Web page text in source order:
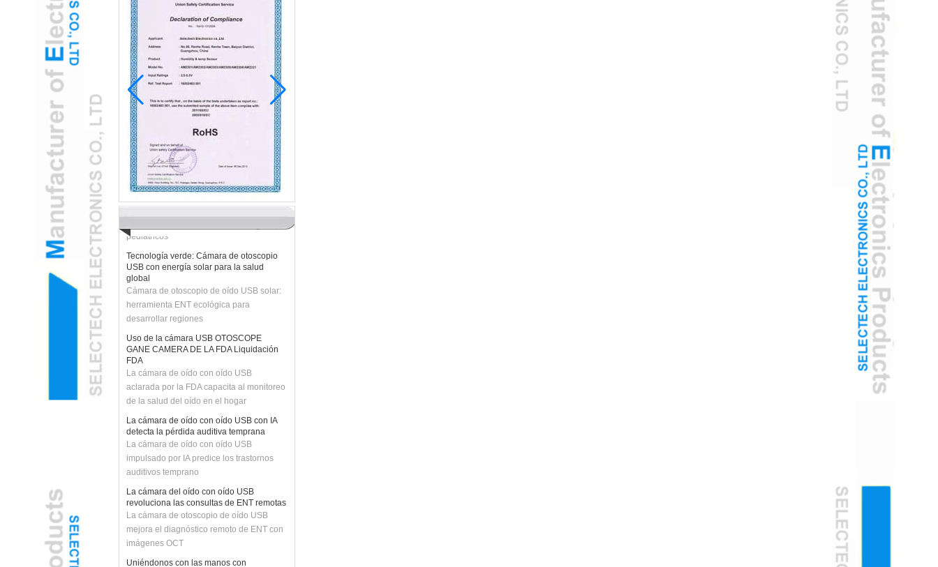
Pediatric Ent adopta la cámara de oído
con oído USB gamificada para reducir la
ansiedad del niño
USB con energía solar para la salud
global
Cámara de otoscopio de oído USB solar:
herramienta ENT ecológica para
desarrollar regiones
GANE CAMERA DE LA FDA Liquidación
FDA
La cámara de oído con oído USB
aclarada por la FDA capacita al monitoreo
de la salud del oído en el hogar
detecta la pérdida auditiva temprana
La cámara de oído con oído USB
impulsado por IA predice los trastornos
auditivos temprano
revoluciona las consultas de ENT remotas
La cámara de otoscopio de oído USB
mejora el diagnóstico remoto de ENT con
imágenes OCT
Deepseek, nos embarcamos en un futuro